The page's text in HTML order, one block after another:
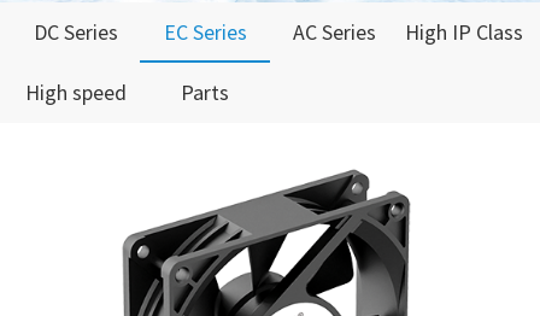
DC Series EC Series AC Series High IP Class
High speed Parts